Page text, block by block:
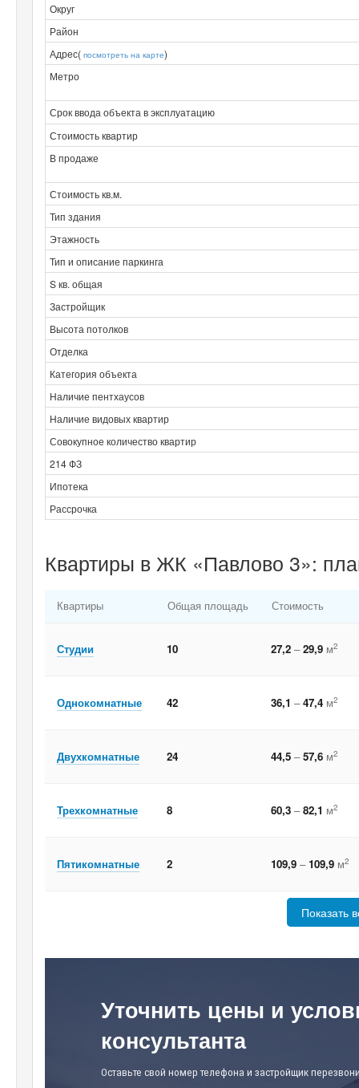
Округ
Район
Адрес( посмотреть на карте)
Метро
Срок ввода объекта в эксплуатацию
Стоимость квартир
В продаже
Стоимость кв.м.
Тип здания
Этажность
Тип и описание паркинга
S кв. общая
Застройщик
Высота потолков
Отделка
Категория объекта
Наличие пентхаусов
Наличие видовых квартир
Совокупное количество квартир
214 ФЗ
Ипотека
Рассрочка
Квартиры в ЖК «Павлово 3»:
Квартиры Общая площадь Стоимость
Студии 10 27,2 –29,9 м2
Однокомнатные 42 36,1 –47,4 м2
Двухкомнатные 24 44,5 –57,6 м2
Трехкомнатные 8 60,3 –82,1 м2
Пятикомнатные 2 109,9 –109,9 м2
Показать
Уточнить цены и
консультанта
Оставьте свой номер телефона и застройщик